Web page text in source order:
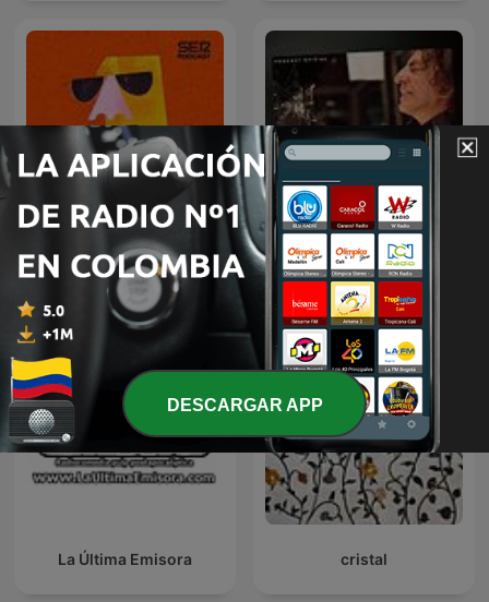
Humor en la Cadena SER
La Venganza Será Terrible
(oficial)
La Última Emisora cristal
DESCARGAR APP